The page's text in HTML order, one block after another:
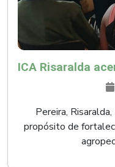
Pereira,
propósito de